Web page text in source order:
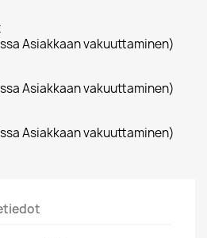
Asiakkaan vakuuttaminen)
Asiakkaan vakuuttaminen)
Asiakkaan vakuuttaminen)